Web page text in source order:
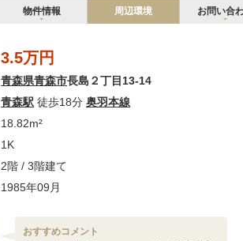
物件情報 周辺環境 お問い合
3.5万円
青森県青森市長島２丁目13-14
青森駅 徒歩18分 奥羽本線
18.82m²
1K
2階 / 3階建て
1985年09月
おすすめコメント